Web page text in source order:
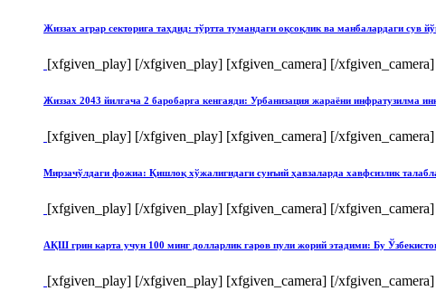
Жиззах аграр секторига таҳдид: тўртта тумандаги оқсоқлик ва манбалардаги сув
[xfgiven_play] [/xfgiven_play] [xfgiven_camera] [/xfgiven_camera]
Жиззах 2043 йилгача 2 баробарга кенгаяди: Урбанизация жараёни инфратузилма
[xfgiven_play] [/xfgiven_play] [xfgiven_camera] [/xfgiven_camera]
Мирзачўлдаги фожиа: Қишлоқ хўжалигидаги сунъий ҳавзаларда хавфсизлик
[xfgiven_play] [/xfgiven_play] [xfgiven_camera] [/xfgiven_camera]
АҚШ грин карта учун 100 минг долларлик гаров пули жорий этадими: Бу
[xfgiven_play] [/xfgiven_play] [xfgiven_camera] [/xfgiven_camera]